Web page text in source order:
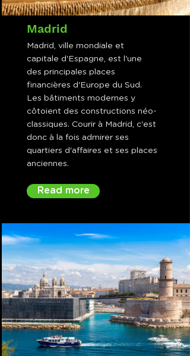
Madrid
Madrid, ville mondiale et
capitale d'Espagne, est l'une
des principales places
financières d'Europe du Sud.
Les bâtiments modernes y
côtoient des constructions néo-
classiques. Courir à Madrid, c'est
donc à la fois admirer ses
quartiers d'affaires et ses places
anciennes.
Read more